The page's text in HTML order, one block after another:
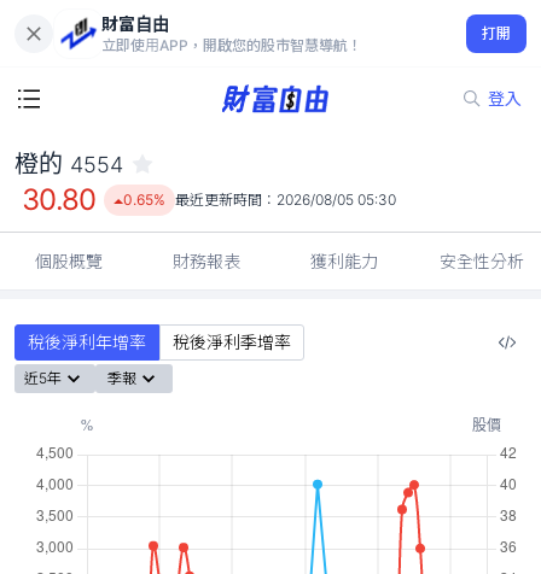
財富自由
立即使用APP，開啟您的股市智慧導航！
打開
登入
30.80
0.65%
橙的 4554
30.80 0.65% 最近更新時間： 2026/08/05 05:30
個股概覽 財務報表 獲利能力 安全性分析
稅後淨利年增率 稅後淨利季增率
近5年 季報